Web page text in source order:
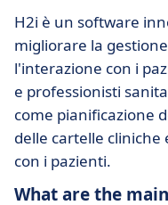
H2i è un software
migliorare la
l'interazione con i
e professionisti
come pianificazione
delle cartelle
con i pazienti.
What are the